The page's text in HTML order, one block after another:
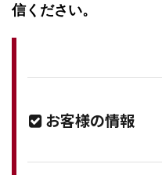
信ください。
お客様の情報